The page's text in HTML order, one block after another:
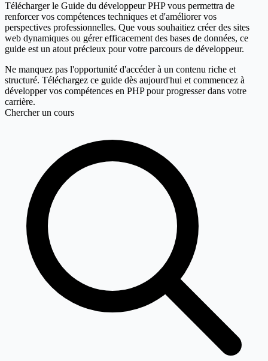
Télécharger le Guide du développeur PHPvous permettra de
renforcer vos compétences techniques et d'améliorer vos
perspectives professionnelles. Que vous souhaitiez créer des sites
web dynamiques ou gérer efficacement des bases de données, ce
guide est un atout précieux pour votre parcours de développeur.
Ne manquez pas l'opportunité d'accéder à un contenu riche et
structuré. Téléchargez ce guide dès aujourd'hui et commencez à
développer vos compétences en PHP pour progresser dans votre
carrière.
Chercher un cours